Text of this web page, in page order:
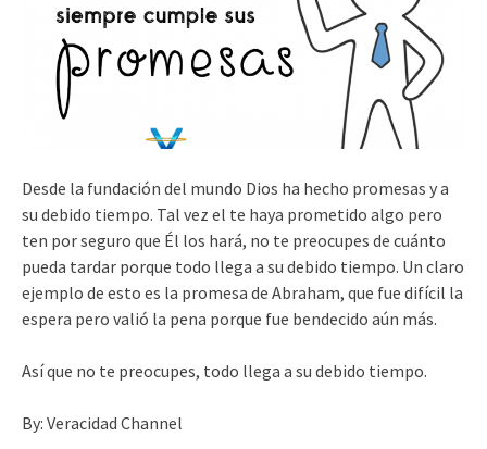
Desde la fundación del mundo Dios ha hecho promesas y a
su debido tiempo. Tal vez el te haya prometido algo pero
ten por seguro que Él los hará, no te preocupes de cuánto
pueda tardar porque todo llega a su debido tiempo. Un claro
ejemplo de esto es la promesa de Abraham, que fue difícil la
espera pero valió la pena porque fue bendecido aún más.
Así que no te preocupes, todo llega a su debido tiempo.
By: Veracidad Channel